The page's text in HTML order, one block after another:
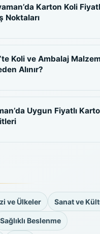
Karton Koli
Noktaları
Koli ve Ambalaj
Alınır?
Uygun Fiyatlı
ve Ülkeler Sanat ve
Sağlıklı Beslenme